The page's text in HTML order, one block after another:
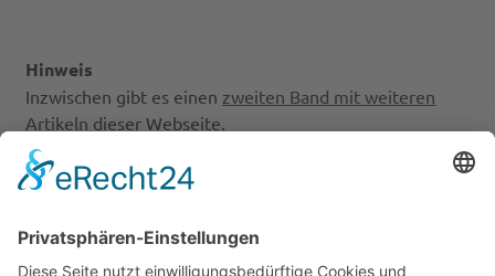
Hinweis
Inzwischen gibt es einen zweiten Band mit weiteren
Artikeln dieser Webseite.
Bildnachweis
Titelbild © picture-alliance/akg-images. Michelangelo
Buonarroti "Die Erschaffung Adams" (1511/12).